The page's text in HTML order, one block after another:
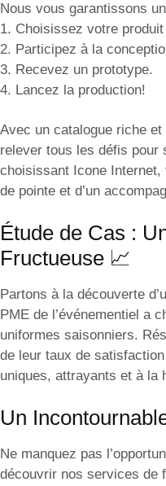
Nous vous garantissons
1. Choisissez votre
2. Participez à la
3. Recevez un prototype.
4. Lancez la production!
Avec un catalogue riche
relever tous les défis pour
choisissant Icone Internet,
de pointe et d’un
Étude de Cas :
Fructueuse 📈
Partons à la découverte
PME de l’événementiel a
uniformes saisonniers.
de leur taux de
uniques, attrayants et à la
Un
Ne manquez pas
découvrir nos services de